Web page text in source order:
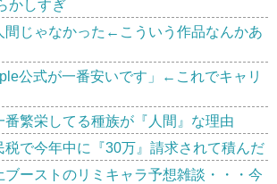
かしすぎ
間じゃなかった←こういう作品なんかあ
公式が一番安いです」←これでキャリ
番繁栄してる種族が『人間』な理由
税で今年中に『30万』請求されて積んだ
ブーストのリミキャラ予想雑談・・・今